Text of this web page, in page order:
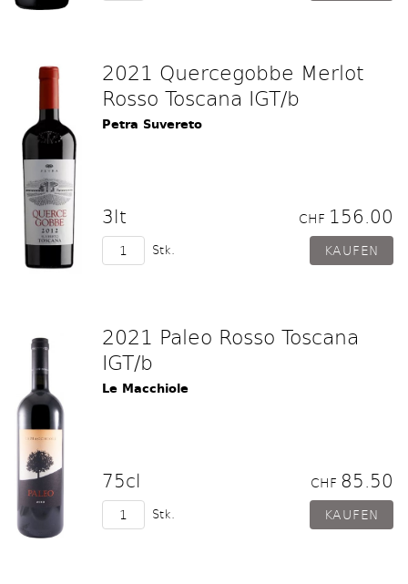
2021 Quercegobbe Merlot
Rosso Toscana IGT/b
Petra Suvereto
3lt CHF 156.00
Stk.
2021 Paleo Rosso Toscana
IGT/b
Le Macchiole
75cl CHF 85.50
Stk.